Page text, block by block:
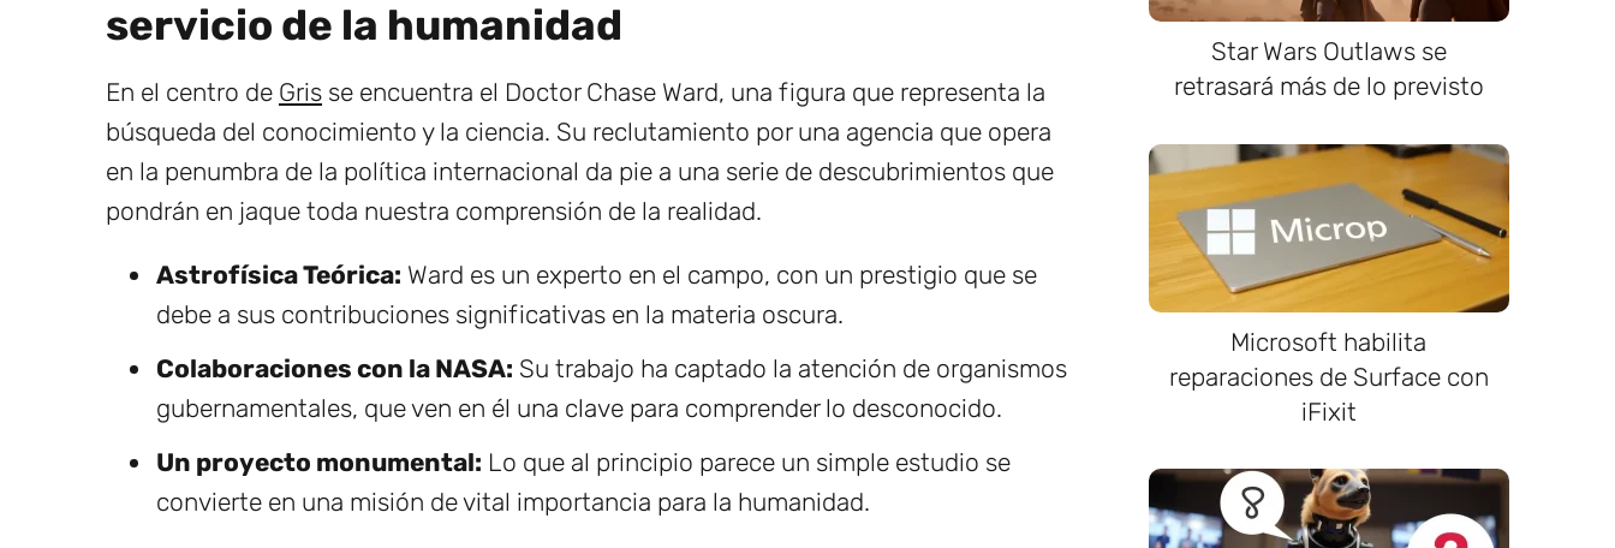
servicio de la humanidad
En el centro de Gris se encuentra el Doctor Chase Ward, una figura que representa la
búsqueda del conocimiento y la ciencia. Su reclutamiento por una agencia que opera
en la penumbra de la política internacional da pie a una serie de descubrimientos que
pondrán en jaque toda nuestra comprensión de la realidad.
Astrofísica Teórica: Ward es un experto en el campo, con un prestigio que se
debe a sus contribuciones significativas en la materia oscura.
Colaboraciones con la NASA: Su trabajo ha captado la atención de organismos
gubernamentales, que ven en él una clave para comprender lo desconocido.
Un proyecto monumental: Lo que al principio parece un simple estudio se
convierte en una misión de vital importancia para la humanidad.
Star Wars Outlaws se
retrasará más de lo previsto
Microsoft habilita
reparaciones de Surface con
iFixit